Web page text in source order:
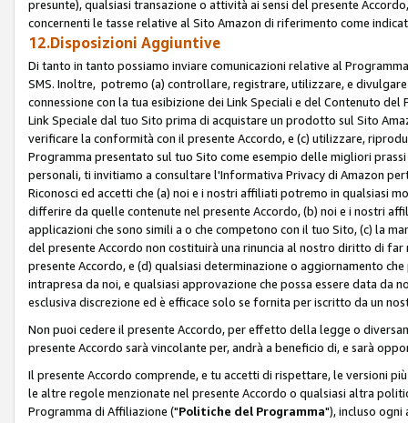
presunte), qualsiasi transazione o attività ai sensi del presente
concernenti le tasse relative al Sito Amazon di riferimento come
12.Disposizioni Aggiuntive
Di tanto in tanto possiamo inviare comunicazioni relative al
SMS. Inoltre, potremo (a) controllare, registrare, utilizzare, e
connessione con la tua esibizione dei Link Speciali e del Contenuto
Link Speciale dal tuo Sito prima di acquistare un prodotto sul Sito
verificare la conformità con il presente Accordo, e (c) utilizzare,
Programma presentato sul tuo Sito come esempio delle migliori
personali, ti invitiamo a consultare l'Informativa Privacy di Amazon
Riconosci ed accetti che (a) noi e i nostri affiliati potremo in qualsiasi
differire da quelle contenute nel presente Accordo, (b) noi e i nostri
applicazioni che sono simili a o che competono con il tuo Sito, (c) la
del presente Accordo non costituirà una rinuncia al nostro diritto di
presente Accordo, e (d) qualsiasi determinazione o aggiornamento
intrapresa da noi, e qualsiasi approvazione che possa essere data
esclusiva discrezione ed è efficace solo se fornita per iscritto da un
Non puoi cedere il presente Accordo, per effetto della legge o
presente Accordo sarà vincolante per, andrà a beneficio di, e sarà
Il presente Accordo comprende, e tu accetti di rispettare, le versioni
le altre regole menzionate nel presente Accordo o qualsiasi altra
Programma di Affiliazione ("Politiche del Programma"), incluso